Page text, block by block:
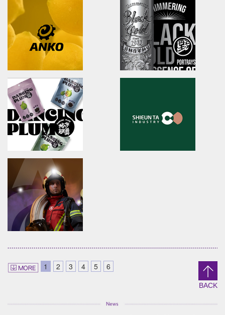
U-long
brand identity/logo design/packaging
友良紡織/品牌識別/包裝設計/行銷規範
ibiopen
brand identity/logo design/
ibiopen/品牌識別/包裝設計/行銷
LahQuest
LahQuest
哈囉地球/品牌形象識別/減碳包裝策略/品牌定位舊振南/品牌識別規範手冊/品牌系
Anko
brand identity/logo design/packaging
安口食品機械/品牌識別/包裝設計/行銷規範
DANCING PLUM
brand identity/logo design/packaging
信義鄉農會/梅子跳舞/產品識別/包裝設計/宣傳影
Shieun_Ta
brand identity/logo design/
上森實業/品牌識別/包裝設計/行銷
1 2 3 4 5 6
BACK